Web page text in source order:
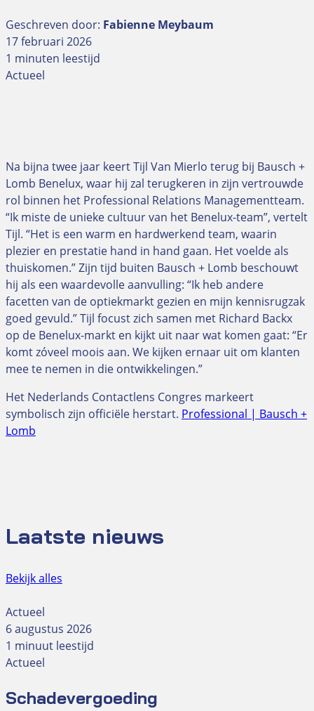
Geschreven door: Fabienne Meybaum
17 februari 2026
1 minuten leestijd
Actueel
Na bijna twee jaar keert Tijl Van Mierlo terug bij Bausch +
Lomb Benelux, waar hij zal terugkeren in zijn vertrouwde
rol binnen het Professional Relations Managementteam.
“Ik miste de unieke cultuur van het Benelux-team”, vertelt
Tijl. “Het is een warm en hardwerkend team, waarin
plezier en prestatie hand in hand gaan. Het voelde als
thuiskomen.” Zijn tijd buiten Bausch + Lomb beschouwt
hij als een waardevolle aanvulling: “Ik heb andere
facetten van de optiekmarkt gezien en mijn kennisrugzak
goed gevuld.” Tijl focust zich samen met Richard Backx
op de Benelux-markt en kijkt uit naar wat komen gaat: “Er
komt zóveel moois aan. We kijken ernaar uit om klanten
mee te nemen in die ontwikkelingen.”
Het Nederlands Contactlens Congres markeert
symbolisch zijn officiële herstart. Professional | Bausch +
Lomb
Laatste nieuws
Bekijk alles
Actueel
6 augustus 2026
1 minuut leestijd
Actueel
Schadevergoeding